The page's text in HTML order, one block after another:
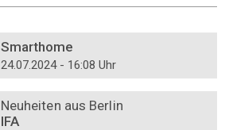
Smarthome
24.07.2024 - 16:08 Uhr
Neuheiten aus Berlin
IFA